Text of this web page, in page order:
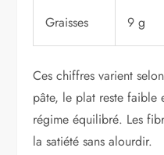
Graisses 9 g
Ces chiffres varient
pâte, le plat reste
régime équilibré. Les
la satiété sans alourdir.